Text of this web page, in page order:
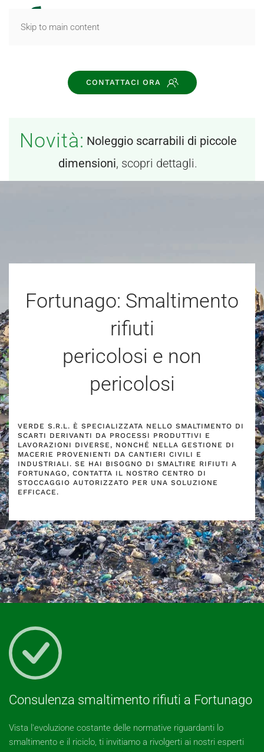
Skip to main content
CONTATTACI ORA
Novità: Noleggio scarrabili di piccole
dimensioni, scopri dettagli.
Fortunago: Smaltimento
rifiuti
pericolosi e non
pericolosi
VERDE S.R.L. È SPECIALIZZATA NELLO SMALTIMENTO DI
SCARTI DERIVANTI DA PROCESSI PRODUTTIVI E
LAVORAZIONI DIVERSE, NONCHÉ NELLA GESTIONE DI
MACERIE PROVENIENTI DA CANTIERI CIVILI E
INDUSTRIALI. SE HAI BISOGNO DI SMALTIRE RIFIUTI A
FORTUNAGO, CONTATTA IL NOSTRO CENTRO DI
STOCCAGGIO AUTORIZZATO PER UNA SOLUZIONE
EFFICACE.
Consulenza smaltimento rifiuti a Fortunago
Vista l'evoluzione costante delle normative riguardanti lo
smaltimento e il riciclo, ti invitiamo a rivolgerti ai nostri esperti